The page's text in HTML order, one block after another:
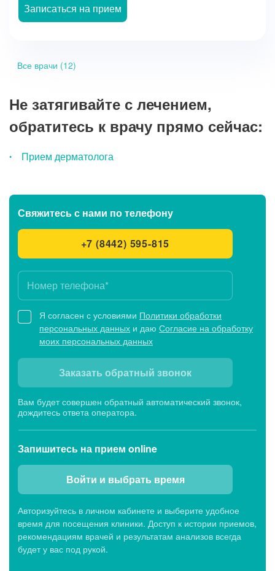
Записаться на прием
Все врачи (12)
Не затягивайте с лечением,
обратитесь к врачу прямо сейчас:
Прием дерматолога
Свяжитесь с нами по телефону
+7 (8442) 595-815
Я согласен с условиями Политики обработки
персональных данных и даю Согласие на обработку
моих персональных данных
Заказать обратный звонок
Вам будет совершен обратный автоматический звонок,
дождитесь ответа оператора.
Запишитесь на прием online
Войти и выбрать время
Авторизуйтесь в личном кабинете и выберите удобное
время для посещения клиники. Доступ к истории приемов,
рекомендациям врачей и результатам анализов всегда
будет у вас под рукой.